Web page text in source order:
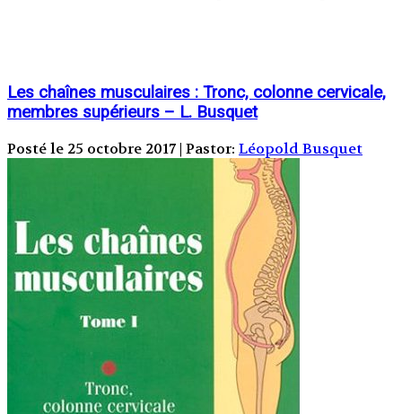
Les chaînes musculaires : Tronc, colonne cervicale,
membres supérieurs – L. Busquet
Posté le 25 octobre 2017 | Pastor: Léopold Busquet